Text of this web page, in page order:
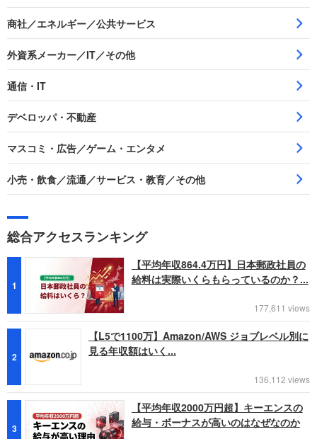
商社／エネルギー／公共サービス
外資系メーカー／IT／その他
通信・IT
デベロッパ・不動産
マスコミ・広告／ゲーム・エンタメ
小売・飲食／流通／サービス・教育／その他
総合アクセスランキング
1
【平均年収864.4万円】日本郵政社員の
給料は実際いくらもらっているのか？...
177,611 views
2
【L5で1100万】Amazon/AWS ジョブレベル別に
見る年収額はいく...
136,112 views
3
【平均年収2000万円超】キーエンスの
給与・ボーナスが高いのはなぜなのか